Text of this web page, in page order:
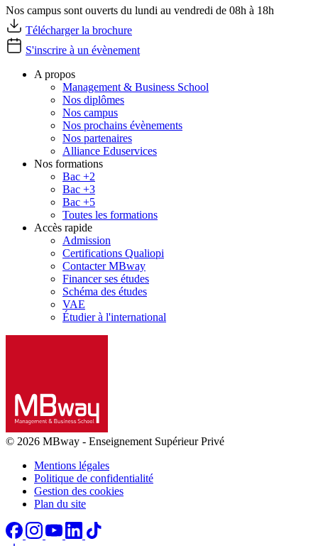
Nos campus sont ouverts du lundi au vendredi de 08h à 18h
Télécharger la brochure
S'inscrire à un évènement
A propos
Management & Business School
Nos diplômes
Nos campus
Nos prochains évènements
Nos partenaires
Alliance Eduservices
Nos formations
Bac +2
Bac +3
Bac +5
Toutes les formations
Accès rapide
Admission
Certifications Qualiopi
Contacter MBway
Financer ses études
Schéma des études
VAE
Étudier à l'international
© 2026 MBway - Enseignement Supérieur Privé
Mentions légales
Politique de confidentialité
Gestion des cookies
Plan du site